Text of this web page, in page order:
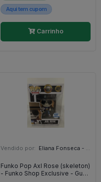
Aqui tem cupom
Carrinho
Vendido por: Eliana Fonseca - SP
Funko Pop Axl Rose (skeleton)
- Funko Shop Exclusive - Guns